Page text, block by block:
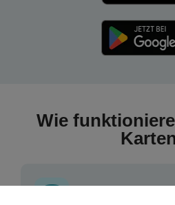
Wie